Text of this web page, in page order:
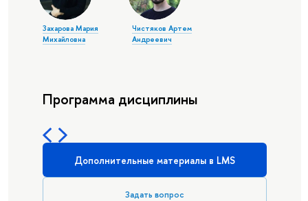
Захарова Мария
Михайловна
Чистяков Артем
Андреевич
Программа дисциплины
Дополнительные материалы в LMS
Задать вопрос